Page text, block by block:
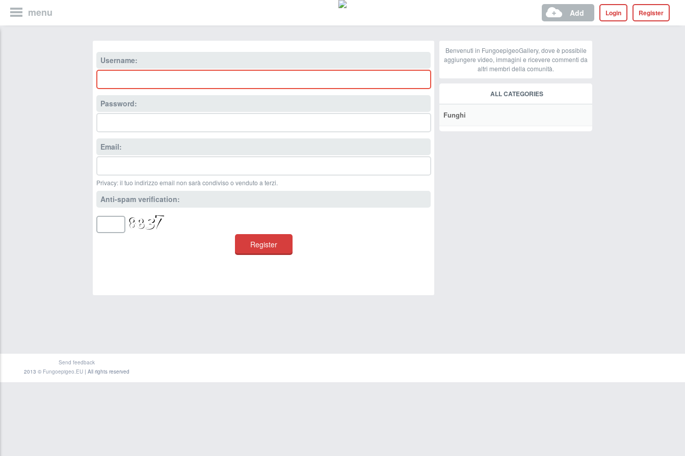
menu Register
Login
Add
Username:
Password:
Email:
Privacy: il tuo indirizzo email non sarà condiviso o venduto a terzi.
Anti-spam verification:
Benvenuti in FungoepigeoGallery, dove è possibile
aggiungere video, immagini e ricevere commenti da
altri membri della comunità.
ALL CATEGORIES
Funghi
Send feedback
2013 © Fungoepigeo.EU| All rights reserved